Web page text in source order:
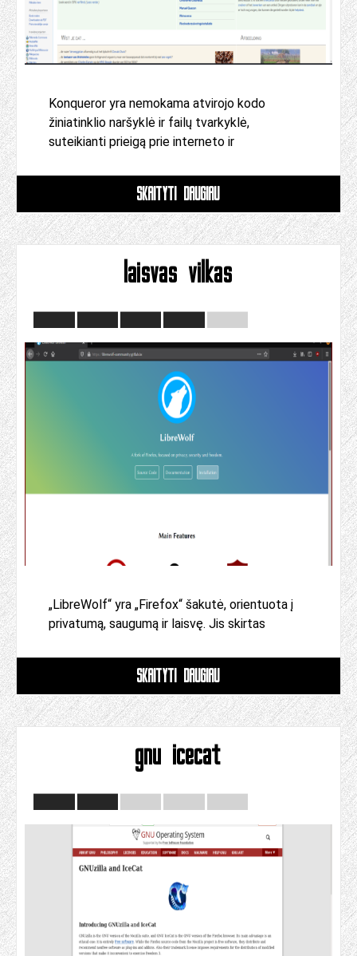
Konqueror yra nemokama atvirojo kodo
žiniatinklio naršyklė ir failų tvarkyklė,
suteikianti prieigą prie interneto ir
SKAITYTI DAUGIAU
laisvas vilkas
„LibreWolf“ yra „Firefox“ šakutė, orientuota į
privatumą, saugumą ir laisvę. Jis skirtas
SKAITYTI DAUGIAU
gnu icecat